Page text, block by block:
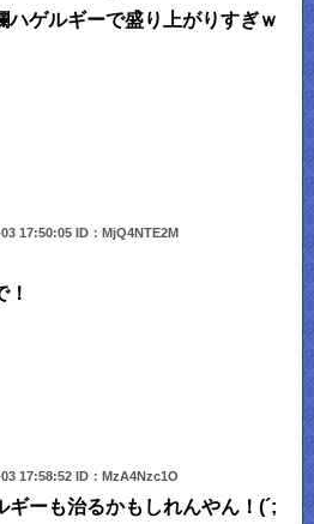
ハゲルギーで盛り上がりすぎｗ
17:50:05 ID：MjQ4NTE2M
17:58:52 ID：MzA4Nzc1O
ーも治るかもしれんやん！(´;